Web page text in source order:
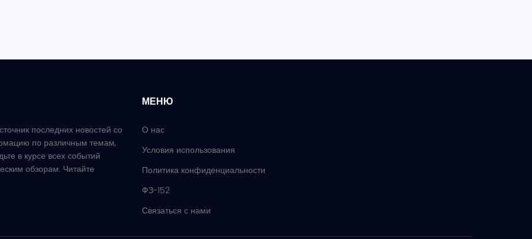
последних новостей со
по различным темам,
в курсе всех событий
обзорам. Читайте
МЕНЮ
О нас
Условия использования
Политика конфиденциальности
ФЗ-152
Связаться с нами